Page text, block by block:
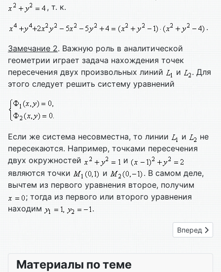
, т. к.
.
Замечание 2. Важную роль в аналитической
геометрии играет задача нахождения точек
пересечения двух произвольных линий
и
. Для
этого следует решить систему уравнений
Если же система несовместна, то линии и
не
пересекаются. Например, точками пересечения
двух окружностей
и
являются точки
и
. В самом деле,
вычтем из первого уравнения второе, получим
; тогда из первого или второго уравнения
находим
.
Следующий:
Вперед
Материалы по теме